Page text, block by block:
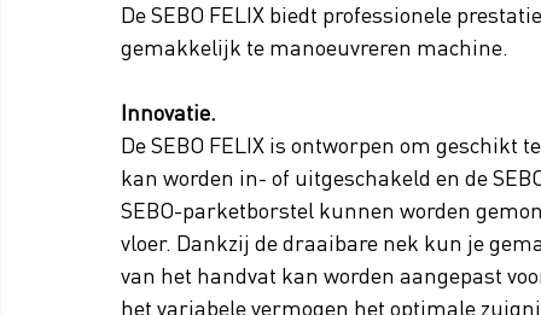
De SEBO FELIX biedt professionele
gemakkelijk te manoeuvreren machine.
Innovatie.
De SEBO FELIX is ontworpen om geschikt
kan worden in- of uitgeschakeld en de
SEBO-parketborstel kunnen worden
vloer. Dankzij de draaibare nek kun je
van het handvat kan worden aangepast
het variabele vermogen het optimale